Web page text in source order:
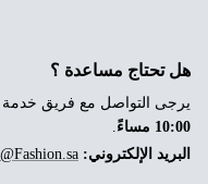
هل تحتاج مساعدة ؟
يرجى التواصل مع فريق خدمة
10:00 مساءً
.
البريد الإلكتروني: